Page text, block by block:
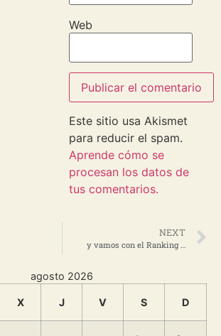
Web
Este sitio usa Akismet
para reducir el spam.
Aprende cómo se
procesan los datos de
tus comentarios.
NEXT
y vamos con el Ranking …
agosto 2026
X J V S D